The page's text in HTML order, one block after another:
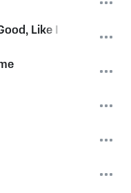
Like I Should)